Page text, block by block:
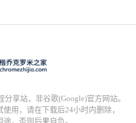
享站，非谷歌(Google)官方网站。
用，请在下载后24小时内删除，
，否则后果自负。